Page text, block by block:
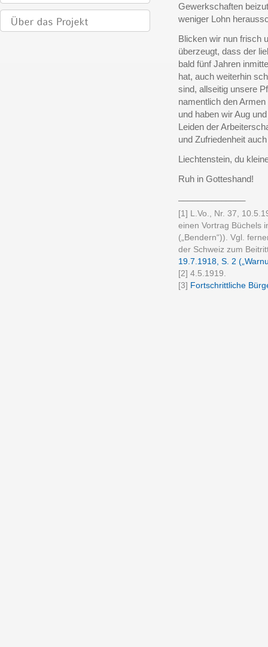
Gewerkschaften
weniger Lohn
Blicken wir nun frisch
überzeugt, dass der
bald fünf Jahren
hat, auch weiterhin
sind, allseitig unsere
namentlich den
und haben wir Aug
Leiden der
und Zufriedenheit
Liechtenstein, du
Ruh in Gotteshand!
[1] L.Vo., Nr. 37,
einen Vortrag Büchels
(„Bendern“)). Vgl.
der Schweiz zum
19.7.1918, S. 2
[2] 4.5.1919.
[3] Fortschrittliche